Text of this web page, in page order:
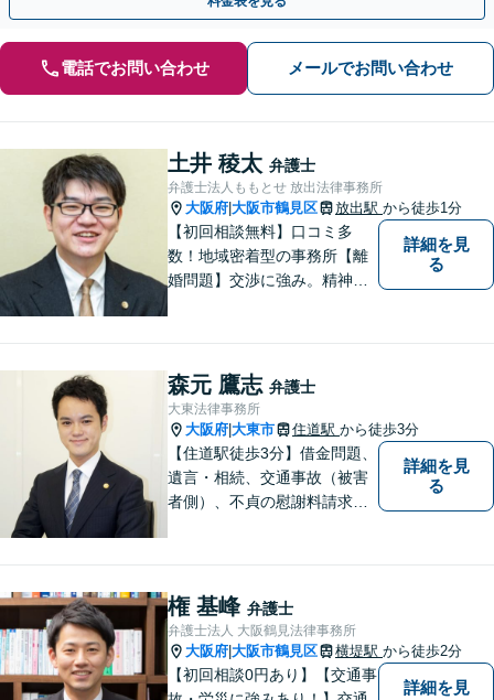
電話でお問い合わせ メールでお問い合わせ
土井 稜太 弁護士
弁護士法人ももとせ 放出法律事務所
大阪府 大阪市鶴見区 放出駅 から徒歩1分
【初回相談無料】口コミ多
数！地域密着型の事務所【離
婚問題】交渉に強み。精神的
迅速かつ丁寧な対応を心が
け、満足度の高い解決を目指
します【放出駅1分】
詳細を見
る
森元 鷹志 弁護士
大東法律事務所
大阪府 大東市 住道駅 から徒歩3分
【住道駅徒歩3分】借金問題、
遺言・相続、交通事故（被害
者側）、不貞の慰謝料請求は
やすい説明を心がけておりま
す。お気軽にご相談くださ
い。
詳細を見
る
権 基峰 弁護士
弁護士法人 大阪鶴見法律事務所
大阪府 大阪市鶴見区 横堤駅 から徒歩2分
【初回相談0円あり】【交通事
詳細を見